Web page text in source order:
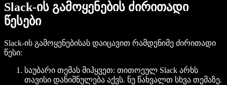
Slack-ის გამოყენების ძირითადი
წესები
Slack-ის გამოყენებისას დაიცავით რამდენიმე ძირითადი
წესი:
საუბარი თემას მიჰყვეთ: თითოეულ Slack არხს
თავისი დანიშნულება აქვს. ნუ წახვალთ სხვა თემაზე.